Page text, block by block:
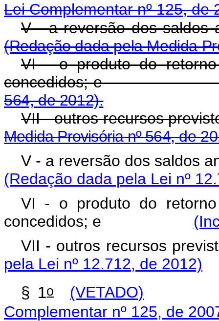
Lei Complementar nº 125, de
V - a reversão dos saldos
(Redação dada pela Medida
VI - o produto do retorno
concedidos;
564, de 2012).
VII - outros
Medida Provisória nº 564, de
V - a reversão dos
(Redação dada pela Lei nº
VI - o produto do retorno
concedidos; e
VII - outros
pela Lei nº 12.712, de 2012)
§ 1o
(VETADO)
Complementar nº 125, de